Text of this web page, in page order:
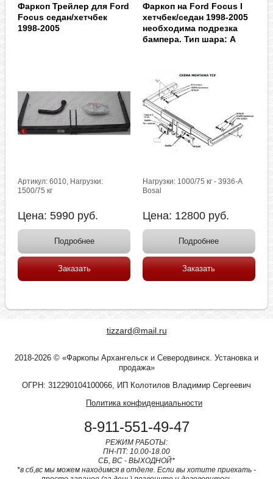
Фаркоп Трейлер для Ford
Foсus седан/хетчбек
1998-2005
Артикул: 6010, Нагрузки:
1500/75 кг
Цена:5990 руб.
Подробнее
Заказать
Фаркоп на Ford Focus I
хетчбек/седан 1998-2005
необходима подрезка
бампера. Тип шара: A
Нагрузки: 1000/75 кг - 3936-A
Bosal
Цена: 12800 руб.
Подробнее
Заказать
tizzard@mail.ru
2018-2026 © «Фаркопы Архангельск и Северодвинск. Установка и
продажа»
ОГРН: 312290104100066, ИП Колотилов Владимир Сергеевич
Политика конфиденциальности
8-911-551-49-47
РЕЖИМ РАБОТЫ:
ПН-ПТ: 10.00-18.00
СБ, ВС - ВЫХОДНОЙ*
*в сб,вс мы можем находимся в отделе. Если вы хотите приехать -